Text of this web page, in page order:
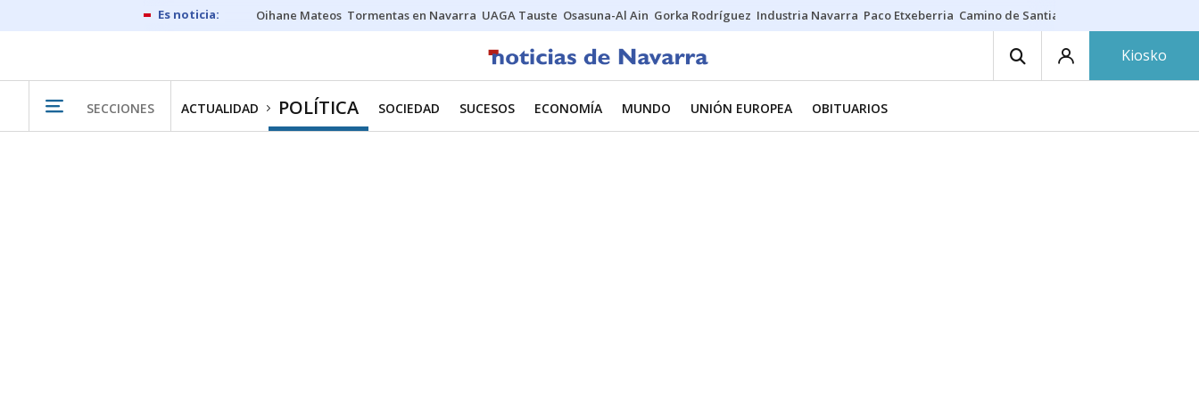
Oihane Mateos Tormentas en Navarra UAGA Tauste Osasuna-Al Ain Gorka Rodríguez Industria Navarra Paco Etxeberria Camino de Santiago
Kiosko
SECCIONES ACTUALIDAD POLÍTICA SOCIEDAD SUCESOS ECONOMÍA MUNDO UNIÓN EUROPEA OBITUARIOS